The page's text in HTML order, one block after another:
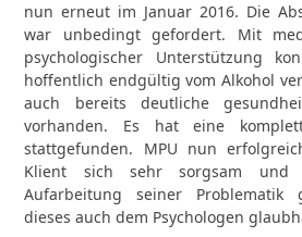
nun erneut im Januar 2016. Die
war unbedingt gefordert. Mit
psychologischer Unterstützung
hoffentlich endgültig vom Alkohol
auch bereits deutliche
vorhanden. Es hat eine
stattgefunden. MPU nun
Klient sich sehr sorgsam und
Aufarbeitung seiner Problematik
dieses auch dem Psychologen